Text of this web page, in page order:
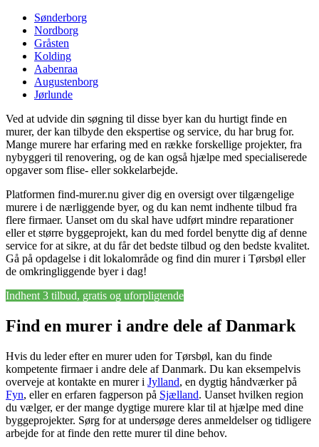
Sønderborg
Nordborg
Gråsten
Kolding
Aabenraa
Augustenborg
Jørlunde
Ved at udvide din søgning til disse byer kan du hurtigt finde en
murer, der kan tilbyde den ekspertise og service, du har brug for.
Mange murere har erfaring med en række forskellige projekter, fra
nybyggeri til renovering, og de kan også hjælpe med specialiserede
opgaver som flise- eller sokkelarbejde.
Platformen find-murer.nu giver dig en oversigt over tilgængelige
murere i de nærliggende byer, og du kan nemt indhente tilbud fra
flere firmaer. Uanset om du skal have udført mindre reparationer
eller et større byggeprojekt, kan du med fordel benytte dig af denne
service for at sikre, at du får det bedste tilbud og den bedste kvalitet.
Gå på opdagelse i dit lokalområde og find din murer i Tørsbøl eller
de omkringliggende byer i dag!
Indhent 3 tilbud, gratis og uforpligtende
Find en murer i andre dele af Danmark
Hvis du leder efter en murer uden for Tørsbøl, kan du finde
kompetente firmaer i andre dele af Danmark. Du kan eksempelvis
overveje at kontakte en murer i Jylland, en dygtig håndværker på
Fyn, eller en erfaren fagperson på Sjælland. Uanset hvilken region
du vælger, er der mange dygtige murere klar til at hjælpe med dine
byggeprojekter. Sørg for at undersøge deres anmeldelser og tidligere
arbejde for at finde den rette murer til dine behov.